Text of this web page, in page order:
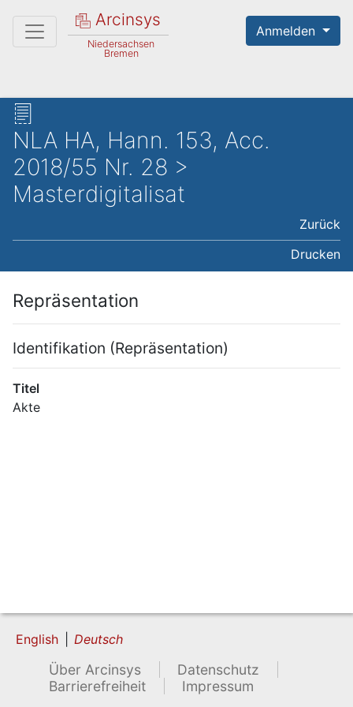
Arcinsys
Niedersachsen
Bremen
Anmelden
NLA HA, Hann. 153, Acc.
2018/55 Nr. 28 >
Masterdigitalisat
Zurück
Drucken
Repräsentation
Identifikation (Repräsentation)
Titel
Akte
English Deutsch
Über Arcinsys
Datenschutz
Barrierefreiheit
Impressum